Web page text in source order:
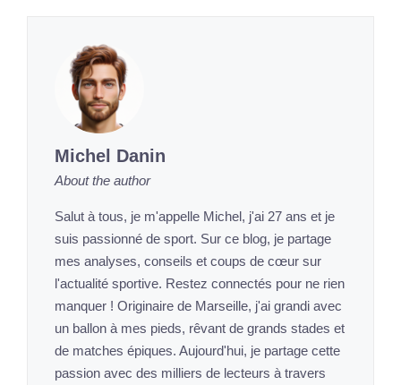
Michel Danin
About the author
Salut à tous, je m'appelle Michel, j'ai 27 ans et je
suis passionné de sport. Sur ce blog, je partage
mes analyses, conseils et coups de cœur sur
l'actualité sportive. Restez connectés pour ne rien
manquer ! Originaire de Marseille, j'ai grandi avec
un ballon à mes pieds, rêvant de grands stades et
de matches épiques. Aujourd'hui, je partage cette
passion avec des milliers de lecteurs à travers